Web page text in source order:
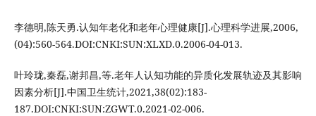
李德明,陈天勇.认知年老化和老年心理健康[J].心理科学进展,2006,
(04):560-564.DOI:CNKI:SUN:XLXD.0.2006-04-013.
叶玲珑,秦磊,谢邦昌,等.老年人认知功能的异质化发展轨迹及其影响
因素分析[J].中国卫生统计,2021,38(02):183-
187.DOI:CNKI:SUN:ZGWT.0.2021-02-006.